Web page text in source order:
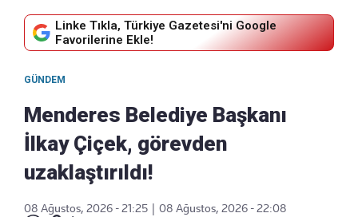
Linke Tıkla, Türkiye Gazetesi'ni Google
Favorilerine Ekle!
GÜNDEM
Menderes Belediye Başkanı
İlkay Çiçek, görevden
uzaklaştırıldı!
08 Ağustos, 2026 - 21:25
08 Ağustos, 2026 - 22:08